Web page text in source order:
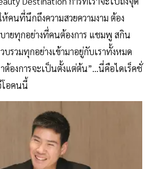
คนที่นึกถึงความสวยความงาม ต้อง
บายทุกอย่างที่คนต้องการ แชมพู สกิน
บรวมทุกอย่างเข้ามาอยู่กับเราทั้งหมด
ต้องการจะเป็นตั้งแต่ต้น”...นี่คือไดเร็คชั่
อคนนี้